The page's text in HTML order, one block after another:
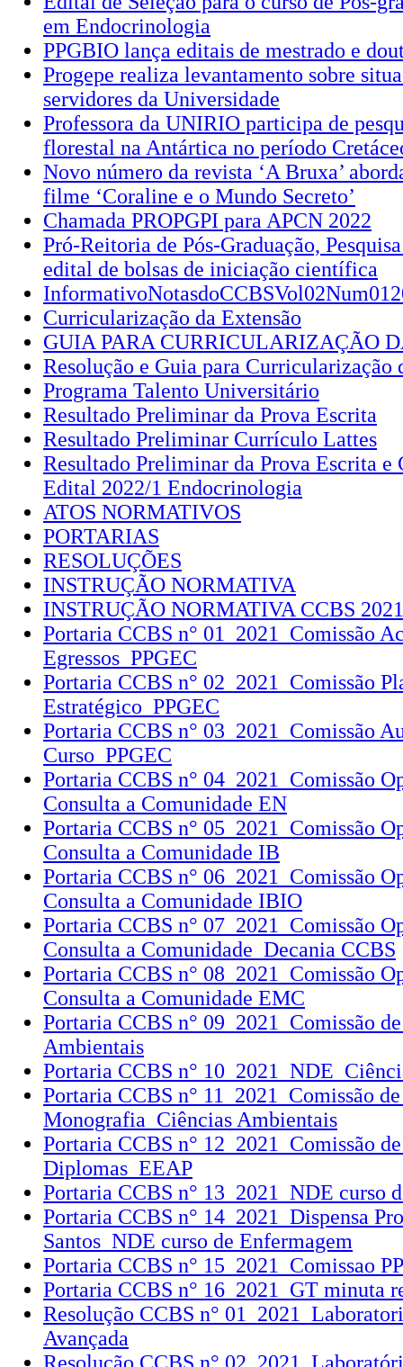
em Endocrinologia
PPGBIO lança editais de mestrado e
Progepe realiza levantamento sobre
servidores da Universidade
Professora da UNIRIO participa de
florestal na Antártica no período
Novo número da revista ‘A Bruxa’
filme ‘Coraline e o Mundo Secreto’
Chamada PROPGPI para APCN 2022
Pró-Reitoria de Pós-Graduação,
edital de bolsas de iniciação científica
Curricularização da Extensão
GUIA PARA CURRICULARIZAÇÃO
Resolução e Guia para Curricularização
Programa Talento Universitário
Resultado Preliminar da Prova Escrita
Resultado Preliminar Currículo Lattes
Resultado Preliminar da Prova Escrita
Edital 2022/1 Endocrinologia
ATOS NORMATIVOS
PORTARIAS
RESOLUÇÕES
INSTRUÇÃO NORMATIVA
INSTRUÇÃO NORMATIVA CCBS
Portaria CCBS n° 01_2021_Comissão
Egressos_PPGEC
Portaria CCBS n° 02_2021_Comissão
Estratégico_PPGEC
Portaria CCBS n° 03_2021_Comissão
Curso_PPGEC
Portaria CCBS n° 04_2021_Comissão
Consulta a Comunidade EN
Portaria CCBS n° 05_2021_Comissão
Consulta a Comunidade IB
Portaria CCBS n° 06_2021_Comissão
Consulta a Comunidade IBIO
Portaria CCBS n° 07_2021_Comissão
Consulta a Comunidade_Decania CCBS
Portaria CCBS n° 08_2021_Comissão
Consulta a Comunidade EMC
Portaria CCBS n° 09_2021_Comissão
Ambientais
Portaria CCBS n°
Portaria CCBS n° 11_2021_Comissão
Monografia_Ciências Ambientais
Portaria CCBS n° 12_2021_Comissão
Diplomas_EEAP
Portaria CCBS n° 13_2021_NDE curso
Portaria CCBS n° 14_2021_Dispensa
Santos_NDE curso de Enfermagem
Portaria CCBS n° 15_2021_Comissao
Portaria CCBS n° 16_2021_GT minuta
Resolução CCBS n°
Avançada